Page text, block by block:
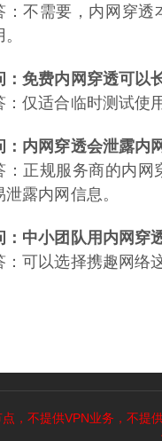
：不需要，内网穿透
：免费内网穿透可以
：仅适合临时测试使
：内网穿透会泄露内
：正规服务商的内网
泄露内网信息。
：中小团队用内网穿
：可以选择携趣网络
，不提供VPN业务，不提